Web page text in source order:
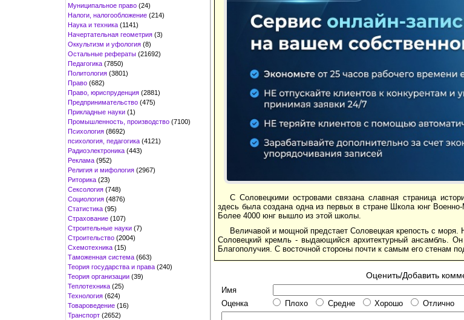
Муниципальное право (24)
Налоги, налогообложение (214)
Наука и техника (1141)
Начертательная геометрия (3)
Оккультизм и уфология (8)
Остальные рефераты (21692)
Педагогика (7850)
Политология (3801)
Право (682)
Право, юриспруденция (2881)
Предпринимательство (475)
Прикладные науки (1)
Промышленность, производство (7100)
Психология (8692)
психология, педагогика (4121)
Радиоэлектроника (443)
Реклама (952)
Религия и мифология (2967)
Риторика (23)
Сексология (748)
Социология (4876)
Статистика (95)
Страхование (107)
Строительные науки (7)
Строительство (2004)
Схемотехника (15)
Таможенная система (663)
Теория государства и права (240)
Теория организации (39)
Теплотехника (25)
Технология (624)
Товароведение (16)
Транспорт (2652)
С Соловецкими островами связана славная страница
здесь была создана одна из первых в стране Школа юнг
Более 4000 юнг вышло из этой школы.
Величавой и мощной предстает Соловецкая крепость с моря.
Соловецкий кремль - выдающийся архитектурный ансамбль.
Благополучия. С восточной стороны почти к самым его стенам
Оценить/Добавить
Имя
Оценка
Плохо Средне Хорошо Отлично